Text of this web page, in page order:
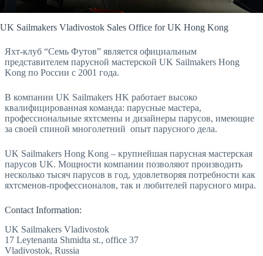
UK Sailmakers Vladivostok Sales Office for UK Hong Kong
Яхт-клуб “Семь Футов” является официальным
представителем парусной мастерской UK Sailmakers Hong
Kong по России с 2001 года.
В компании UK Sailmakers HK работает высоко
квалифицированная команда: парусные мастера,
профессиональные яхтсмены и дизайнеры парусов, имеющие
за своей спиной многолетний опыт парусного дела.
UK Sailmakers Hong Kong – крупнейшая парусная мастерская
парусов UK. Мощности компании позволяют производить
несколько тысяч парусов в год, удовлетворяя потребности как
яхтсменов-профессионалов, так и любителей парусного мира.
Contact Information:
UK Sailmakers Vladivostok
17 Leytenanta Shmidta st., office 37
Vladivostok, Russia